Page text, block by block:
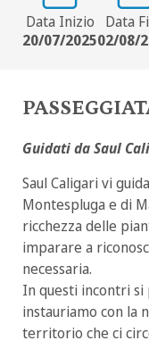
Data Inizio
20/07/2025
Data
02/08/
Guidati da Saul
Saul Caligari vi
Montespluga e di
ricchezza delle
imparare a
necessaria.
In questi incontri
instauriamo con la
territorio che ci